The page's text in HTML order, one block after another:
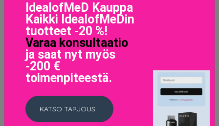
L'Oréal Paris Casting Crème Gloss 200 Ebony Black,
L'Oréal Paris Hiusvärit
11.5 EUR
IdealofMeD Kauppa
Kaikki IdealofMeDin
tuotteet -20 %!
Varaa konsultaatio
ja saat nyt myös
-200 €
toimenpiteestä.
KATSO TARJOUS